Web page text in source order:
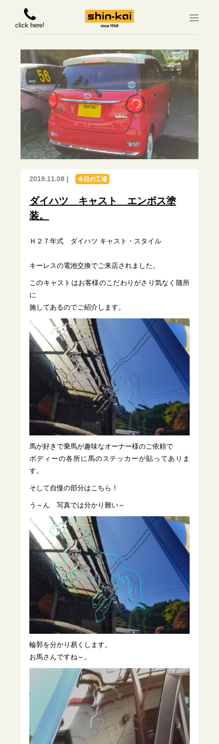
click here!
2019.11.08 | 今日の工場
ダイハツ キャスト エンボス塗
装。
Ｈ２７年式 ダイハツ キャスト・スタイル
キーレスの電池交換でご来店されました。
このキャストはお客様のこだわりがさり気なく随所
に
施してあるのでご紹介します。
馬が好きで乗馬が趣味なオーナー様のご依頼で
ボディーの各所に馬のステッカーが貼ってありま
す。
そして自慢の部分はこちら！
う～ん 写真では分かり難い～
輪郭を分かり易くします。
お馬さんですね～。